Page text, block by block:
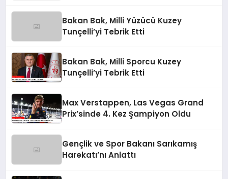
Bakan Bak, Milli Yüzücü Kuzey
Tunçelli’yi Tebrik Etti
Bakan Bak, Milli Sporcu Kuzey
Tunçelli’yi Tebrik Etti
Max Verstappen, Las Vegas Grand
Prix’sinde 4. Kez Şampiyon Oldu
Gençlik ve Spor Bakanı Sarıkamış
Harekatı’nı Anlattı